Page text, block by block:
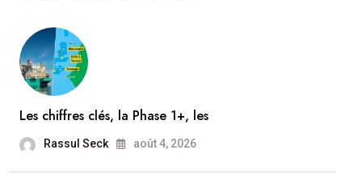
Les chiffres clés, la Phase 1+, les
Rassul Seck août 4, 2026